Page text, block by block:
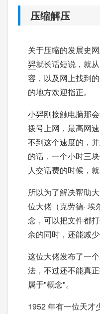
压缩解压
关于压缩的发展史
羿就长话短说，就
容，以及网上找到
的地方欢迎指正。
小羿刚接触电脑那
拨号上网，最高网
不到这个速度的，
的话，一个小时三
人交话费的时候，就
所以为了解决帮助
位大佬（克劳德· 埃
念，可以把文件都
余的同时，还能减少
这位大佬发布了一
法，不过还不能真
属于"概念"。
1952 年有一位天才